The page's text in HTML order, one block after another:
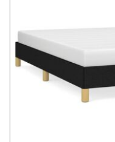
#sharemevidaxl